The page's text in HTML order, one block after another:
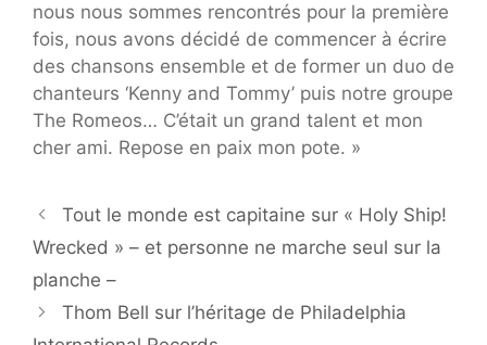
nous nous sommes rencontrés pour la première
fois, nous avons décidé de commencer à écrire
des chansons ensemble et de former un duo de
chanteurs ‘Kenny and Tommy’ puis notre groupe
The Romeos… C’était un grand talent et mon
cher ami. Repose en paix mon pote. »
Tout le monde est capitaine sur « Holy Ship!
Wrecked » – et personne ne marche seul sur la
planche –
Thom Bell sur l’héritage de Philadelphia